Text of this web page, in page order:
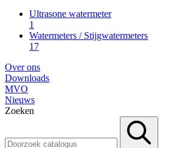
Ultrasone watermeter
1
Watermeters / Stijgwatermeters
17
Over ons
Downloads
MVO
Nieuws
Zoeken